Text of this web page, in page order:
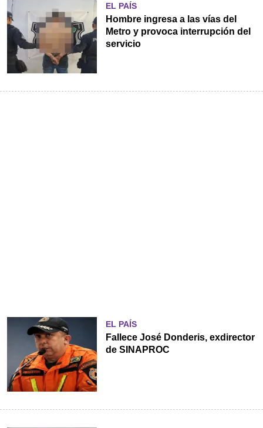
EL PAÍS
Hombre ingresa a las vías del
Metro y provoca interrupción del
servicio
EL PAÍS
Fallece José Donderis, exdirector
de SINAPROC